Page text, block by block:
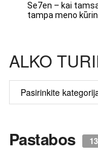
Se7en – kai
tampa meno
ALKO
TURINYS
Pastabos 13